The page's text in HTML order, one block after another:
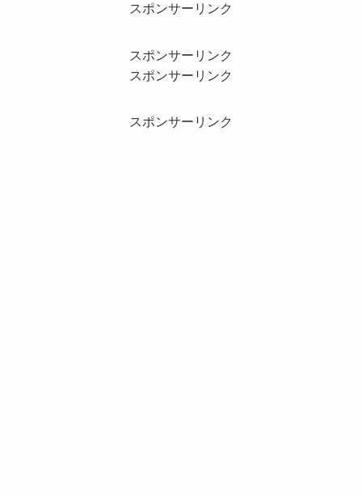
スポンサーリンク
スポンサーリンク
スポンサーリンク
スポンサーリンク